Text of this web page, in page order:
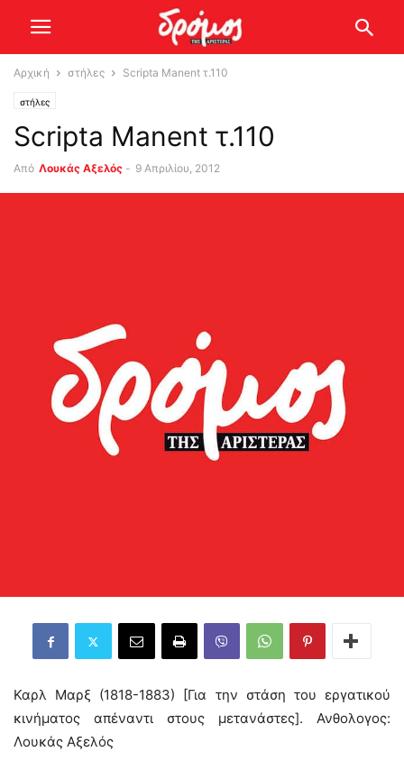
Αρχική στήλες Scripta Manent τ.110
στήλες
Scripta Manent τ.110
Από Λουκάς Αξελός - 9 Απριλίου, 2012
Καρλ Μαρξ (1818-1883) [Για την στάση του εργατικού
κινήματος απέναντι στους μετανάστες]. Ανθολογος:
Λουκάς Αξελός